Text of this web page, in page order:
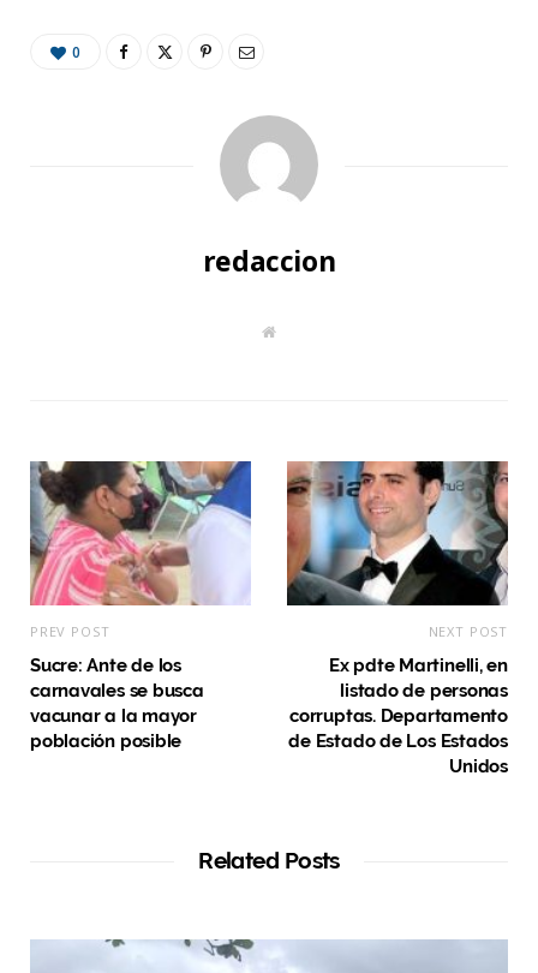
0
redaccion
W
PREV POST
Sucre: Ante de los
carnavales se busca
vacunar a la mayor
población posible
NEXT POST
Ex pdte Martinelli, en
listado de personas
corruptas. Departamento
de Estado de Los Estados
Unidos
Related Posts